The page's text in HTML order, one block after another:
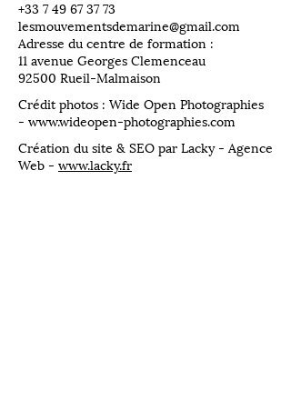
​+33 7 49 67 37 73
lesmouvementsdemarine@gmail.com
Adresse du centre de formation :
11 avenue Georges Clemenceau
92500 Rueil-Malmaison
Crédit photos : Wide Open Photographies
- www.wideopen-photographies.com
Création du site & SEO par Lacky - Agence
Web - www.lacky.fr